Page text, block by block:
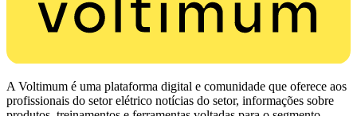
A Voltimum é uma plataforma digital e comunidade que oferece aos
profissionais do setor elétrico notícias do setor, informações sobre